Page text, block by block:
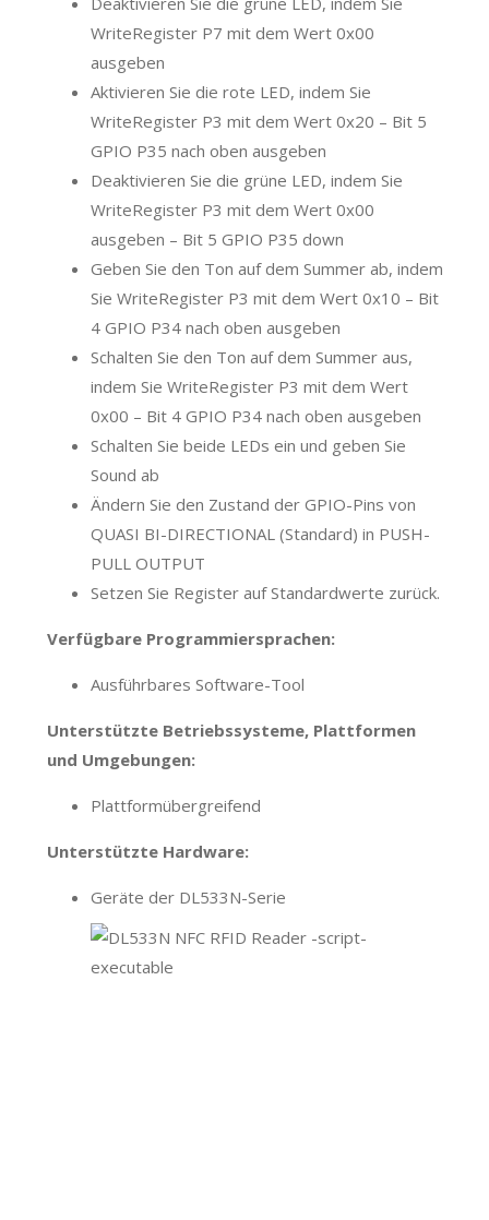
WriteRegister P7 mit dem Wert 0x00
ausgeben
Aktivieren Sie die rote LED, indem Sie
WriteRegister P3 mit dem Wert 0x20 – Bit 5
GPIO P35 nach oben ausgeben
Deaktivieren Sie die grüne LED, indem Sie
WriteRegister P3 mit dem Wert 0x00
ausgeben – Bit 5 GPIO P35 down
Geben Sie den Ton auf dem Summer ab, indem
Sie WriteRegister P3 mit dem Wert 0x10 – Bit
4 GPIO P34 nach oben ausgeben
Schalten Sie den Ton auf dem Summer aus,
indem Sie WriteRegister P3 mit dem Wert
0x00 – Bit 4 GPIO P34 nach oben ausgeben
Schalten Sie beide LEDs ein und geben Sie
Sound ab
Ändern Sie den Zustand der GPIO-Pins von
QUASI BI-DIRECTIONAL (Standard) in PUSH-
PULL OUTPUT
Setzen Sie Register auf Standardwerte zurück.
Verfügbare Programmiersprachen:
Ausführbares Software-Tool
Unterstützte Betriebssysteme, Plattformen
und Umgebungen:
Plattformübergreifend
Unterstützte Hardware:
Geräte der DL533N-Serie